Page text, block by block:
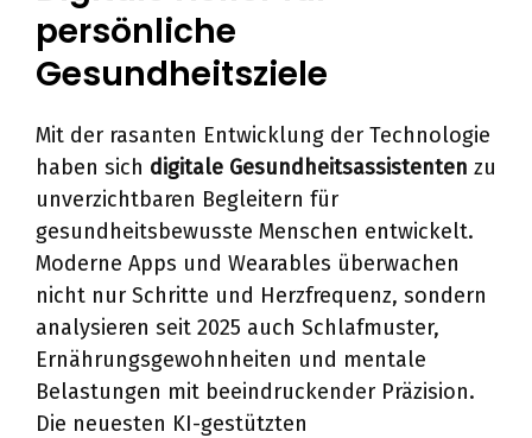
persönliche
Gesundheitsziele
Mit der rasanten Entwicklung der Technologie
haben sich digitale Gesundheitsassistenten zu
unverzichtbaren Begleitern für
gesundheitsbewusste Menschen entwickelt.
Moderne Apps und Wearables überwachen
nicht nur Schritte und Herzfrequenz, sondern
analysieren seit 2025 auch Schlafmuster,
Ernährungsgewohnheiten und mentale
Belastungen mit beeindruckender Präzision.
Die neuesten KI-gestützten